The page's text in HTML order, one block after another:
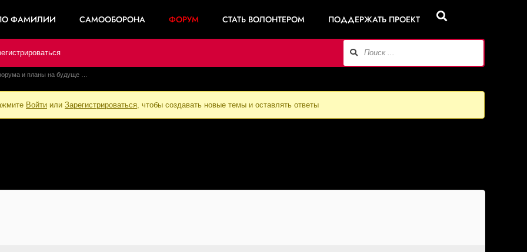
ФАМИЛИИ САМООБОРОНА ФОРУМ СТАТЬ ВОЛОНТЕРОМ ПОДДЕРЖАТЬ ПРОЕКТ
и планы на будуще …
Войти или Зарегистрироваться, чтобы создавать новые темы и оставлять ответы